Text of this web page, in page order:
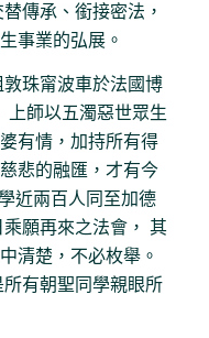
傳承、銜接密法，
事業的弘展。
珠甯波車於法國博
上師以五濁惡世眾生
有情，加持所有得
悲的融匯，才有今
近兩百人同至加德
願再來之法會， 其
清楚，不必枚舉。
有朝聖同學親眼所